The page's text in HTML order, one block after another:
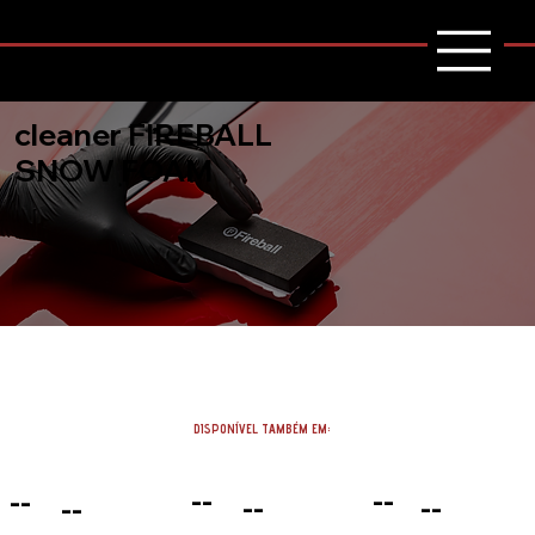
cleaner FIREBALL
SNOW FOAM
-- -- -- -- -- --
DISPONÍVEL TAMBÉM EM: